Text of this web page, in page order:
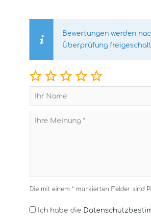
Bewertungen werden
Überprüfung
Die mit einem * markierten Felder sind
Ich habe die